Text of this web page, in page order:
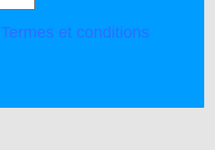
Termes et conditions